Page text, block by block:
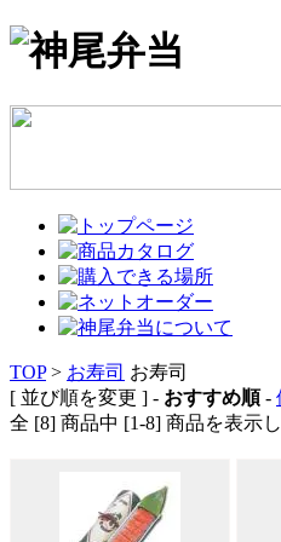
TOP> お寿司 お寿司
[ 並び順を変更 ] - おすすめ順-
全 [8] 商品中 [1-8] 商品を表示